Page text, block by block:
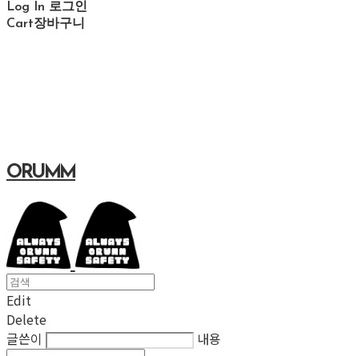
Log In 로그인
Cart장바구니
ORUMM
Edit
Delete
글쓴이
내용